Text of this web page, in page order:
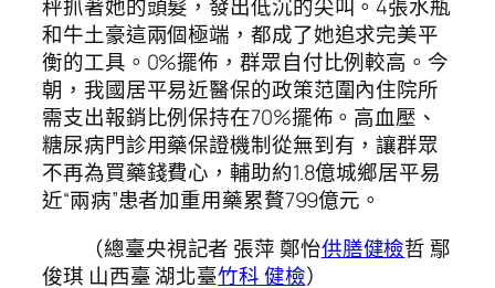
秤抓著她的頭髮，發出低沉的尖叫。4張水瓶
和牛土豪這兩個極端，都成了她追求完美平
衡的工具。0%擺佈，群眾自付比例較高。今
朝，我國居平易近醫保的政策范圍內住院所
需支出報銷比例保持在70%擺佈。高血壓、
糖尿病門診用藥保證機制從無到有，讓群眾
不再為買藥錢費心，輔助約1.8億城鄉居平易
近“兩病”患者加重用藥累贅799億元。
（總臺央視記者 張萍 鄭怡供膳健檢哲 鄢
俊琪 山西臺 湖北臺竹科 健檢）